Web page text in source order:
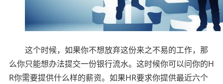
这个时候，如果你不想放弃这份来之不易的工作，那
么你只能想办法提交一份银行流水。这时候你可以问你的H
R你需要提供什么样的薪资。如果HR要求你提供最近六个